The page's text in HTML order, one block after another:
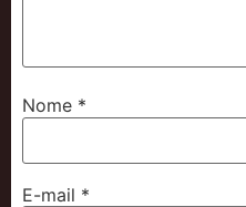
Nome *
E-mail *